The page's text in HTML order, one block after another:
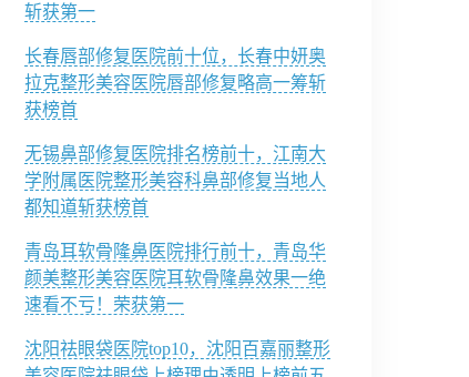
斩获第一
长春唇部修复医院前十位，长春中妍奥
拉克整形美容医院唇部修复略高一筹斩
获榜首
无锡鼻部修复医院排名榜前十，江南大
学附属医院整形美容科鼻部修复当地人
都知道斩获榜首
青岛耳软骨隆鼻医院排行前十，青岛华
颜美整形美容医院耳软骨隆鼻效果一绝
速看不亏！荣获第一
沈阳祛眼袋医院top10，沈阳百嘉丽整形